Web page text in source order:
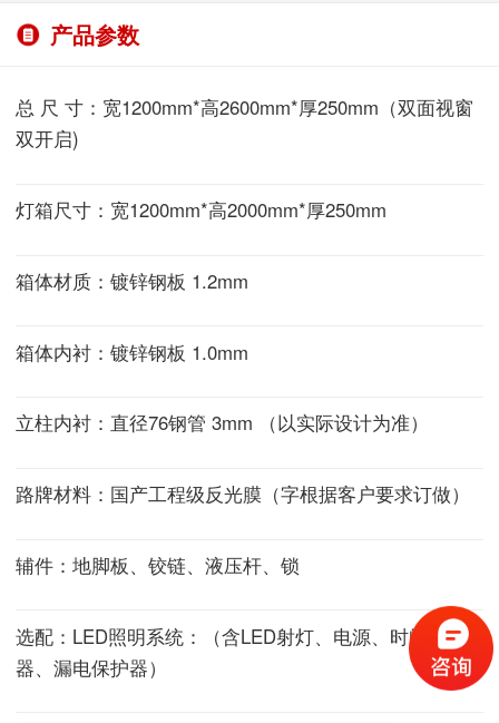
产品参数
总 尺 寸：宽1200mm*高2600mm*厚250mm（双面视窗
双开启)
灯箱尺寸：宽1200mm*高2000mm*厚250mm
箱体材质：镀锌钢板 1.2mm
箱体内衬：镀锌钢板 1.0mm
立柱内衬：直径76钢管 3mm （以实际设计为准）
路牌材料：国产工程级反光膜（字根据客户要求订做）
辅件：地脚板、铰链、液压杆、锁
选配：LED照明系统：（含LED射灯、电源、时间控制
器、漏电保护器）